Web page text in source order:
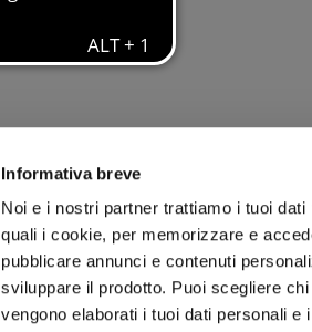
Informativa breve
Noi e i nostri partner trattiamo i tuoi
quali i cookie, per memorizzare e
pubblicare annunci e contenuti
sviluppare il prodotto. Puoi scegliere
vengono elaborati i tuoi dati personali